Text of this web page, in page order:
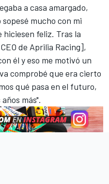
a casa amargado,
mucho con mi
hiciesen feliz. Tras la
de Aprilia Racing],
él y eso me motivó un
comprobé que era cierto
qué pasa en el futuro,
más".